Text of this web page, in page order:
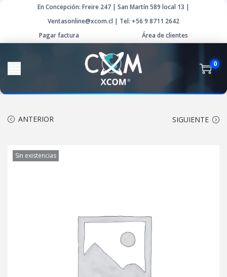
En Concepción: Freire 247 | San Martín 589 local 13 |
Ventasonline@xcom.cl | Tel: +56 9 8711 2642
Pagar factura
Área de clientes
0
ANTERIOR SIGUIENTE
Sin existencias